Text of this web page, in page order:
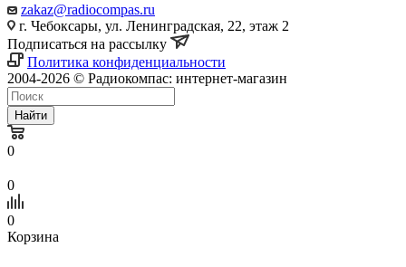
zakaz@radiocompas.ru
г. Чебоксары, ул. Ленинградская, 22, этаж 2
Подписаться на рассылку
Политика конфиденциальности
2004-2026 © Радиокомпас: интернет-магазин
Найти
0
0
0
Корзина